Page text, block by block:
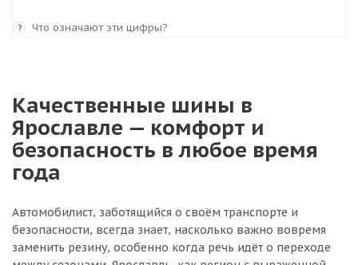
? Что означают эти цифры?
Качественные шины в
Ярославле — комфорт и
безопасность в любое время
года
Автомобилист, заботящийся о своём транспорте и
безопасности, всегда знает, насколько важно вовремя
заменить резину, особенно когда речь идёт о переходе